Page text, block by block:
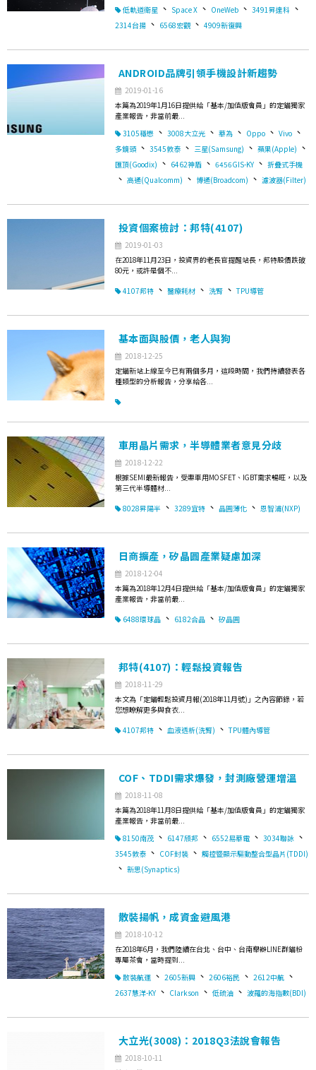
低軌道衛星 、 Space X 、 OneWeb 、 3491昇達科 、
2314台揚 、 6568宏觀 、 4909新復興
ANDROID品牌引領手機設計新趨勢
2019-01-16
本篇為2019年1月16日提供給「基本/加值版會員」的定錨獨家
產業報告，非當前最...
3105穩懋 、 3008大立光 、 華為 、 Oppo 、 Vivo 、
多鏡頭 、 3545敦泰 、 三星(Samsung) 、 蘋果(Apple) 、
匯頂(Goodix) 、 6462神盾 、 6456GIS-KY 、 折疊式手機
、 高通(Qualcomm) 、 博通(Broadcom) 、 濾波器(Filter)
投資個案檢討：邦特(4107)
2019-01-03
在2018年11月23日，投資界的老長官提醒站長，邦特股價跌破
80元，或許是個不...
4107邦特 、 醫療耗材 、 洗腎 、 TPU導管
基本面與股價，老人與狗
2018-12-25
定錨新站上線至今已有兩個多月，這段時間，我們持續發表各
種類型的分析報告，分享給各...
車用晶片需求，半導體業者意見分歧
2018-12-22
根據SEMI最新報告，受惠車用MOSFET、IGBT需求暢旺，以及
第三代半導體材...
8028昇陽半 、 3289宜特 、 晶圓薄化 、 恩智浦(NXP)
日商擴產，矽晶圓產業疑慮加深
2018-12-04
本篇為2018年12月4日提供給「基本/加值版會員」的定錨獨家
產業報告，非當前最...
6488環球晶 、 6182合晶 、 矽晶圓
邦特(4107)：輕鬆投資報告
2018-11-29
本文為「定錨輕鬆投資月報(2018年11月號)」之內容節錄，若
您想瞭解更多與食衣...
4107邦特 、 血液透析(洗腎) 、 TPU體內導管
COF、TDDI需求爆發，封測廠營運增溫
2018-11-08
本篇為2018年11月8日提供給「基本/加值版會員」的定錨獨家
產業報告，非當前最...
8150南茂 、 6147頎邦 、 6552易華電 、 3034聯詠 、
3545敦泰 、 COF封裝 、 觸控暨顯示驅動整合型晶片(TDDI)
、 新思(Synaptics)
散裝揚帆，成資金避風港
2018-10-12
在2018年6月，我們陸續在台北、台中、台南舉辦LINE群錨粉
專屬茶會，當時提到...
散裝航運 、 2605新興 、 2606裕民 、 2612中航 、
2637慧洋-KY 、 Clarkson 、 低硫油 、 波羅的海指數(BDI)
大立光(3008)：2018Q3法說會報告
2018-10-11